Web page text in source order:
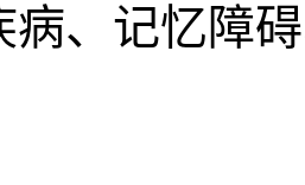
病、记忆障